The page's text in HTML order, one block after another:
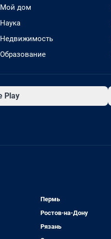
Мой дом
Наука
Недвижимость
Образование
Play
Пермь
Ростов-на-Дону
Рязань